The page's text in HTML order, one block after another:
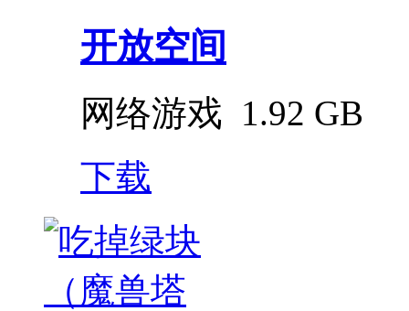
开放空间
网络游戏 1.92 GB
下载